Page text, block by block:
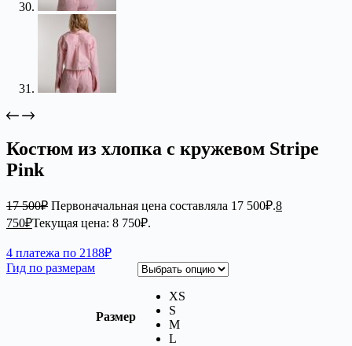
Костюм из хлопка с кружевом Stripe
Pink
17 500₽ Первоначальная цена составляла 17 500₽.8
750₽Текущая цена: 8 750₽.
4 платежа по 2188₽
Гид по размерам
Размер
XS
S
M
L